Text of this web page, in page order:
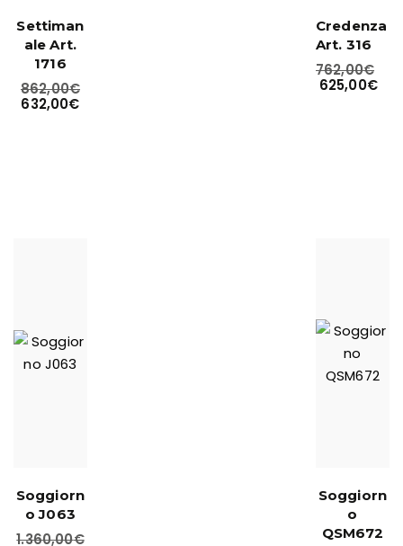
Settiman
ale Art.
1716
862,00€
632,00€
Credenza
Art. 316
762,00€
625,00€
Soggiorn
o J063
1.360,00€
Soggiorn
o
QSM672